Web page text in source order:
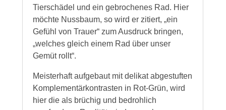
Tierschädel und ein gebrochenes Rad. Hier
möchte Nussbaum, so wird er zitiert, „ein
Gefühl von Trauer“ zum Ausdruck bringen,
„welches gleich einem Rad über unser
Gemüt rollt“.
Meisterhaft aufgebaut mit delikat abgestuften
Komplementärkontrasten in Rot-Grün, wird
hier die als brüchig und bedrohlich